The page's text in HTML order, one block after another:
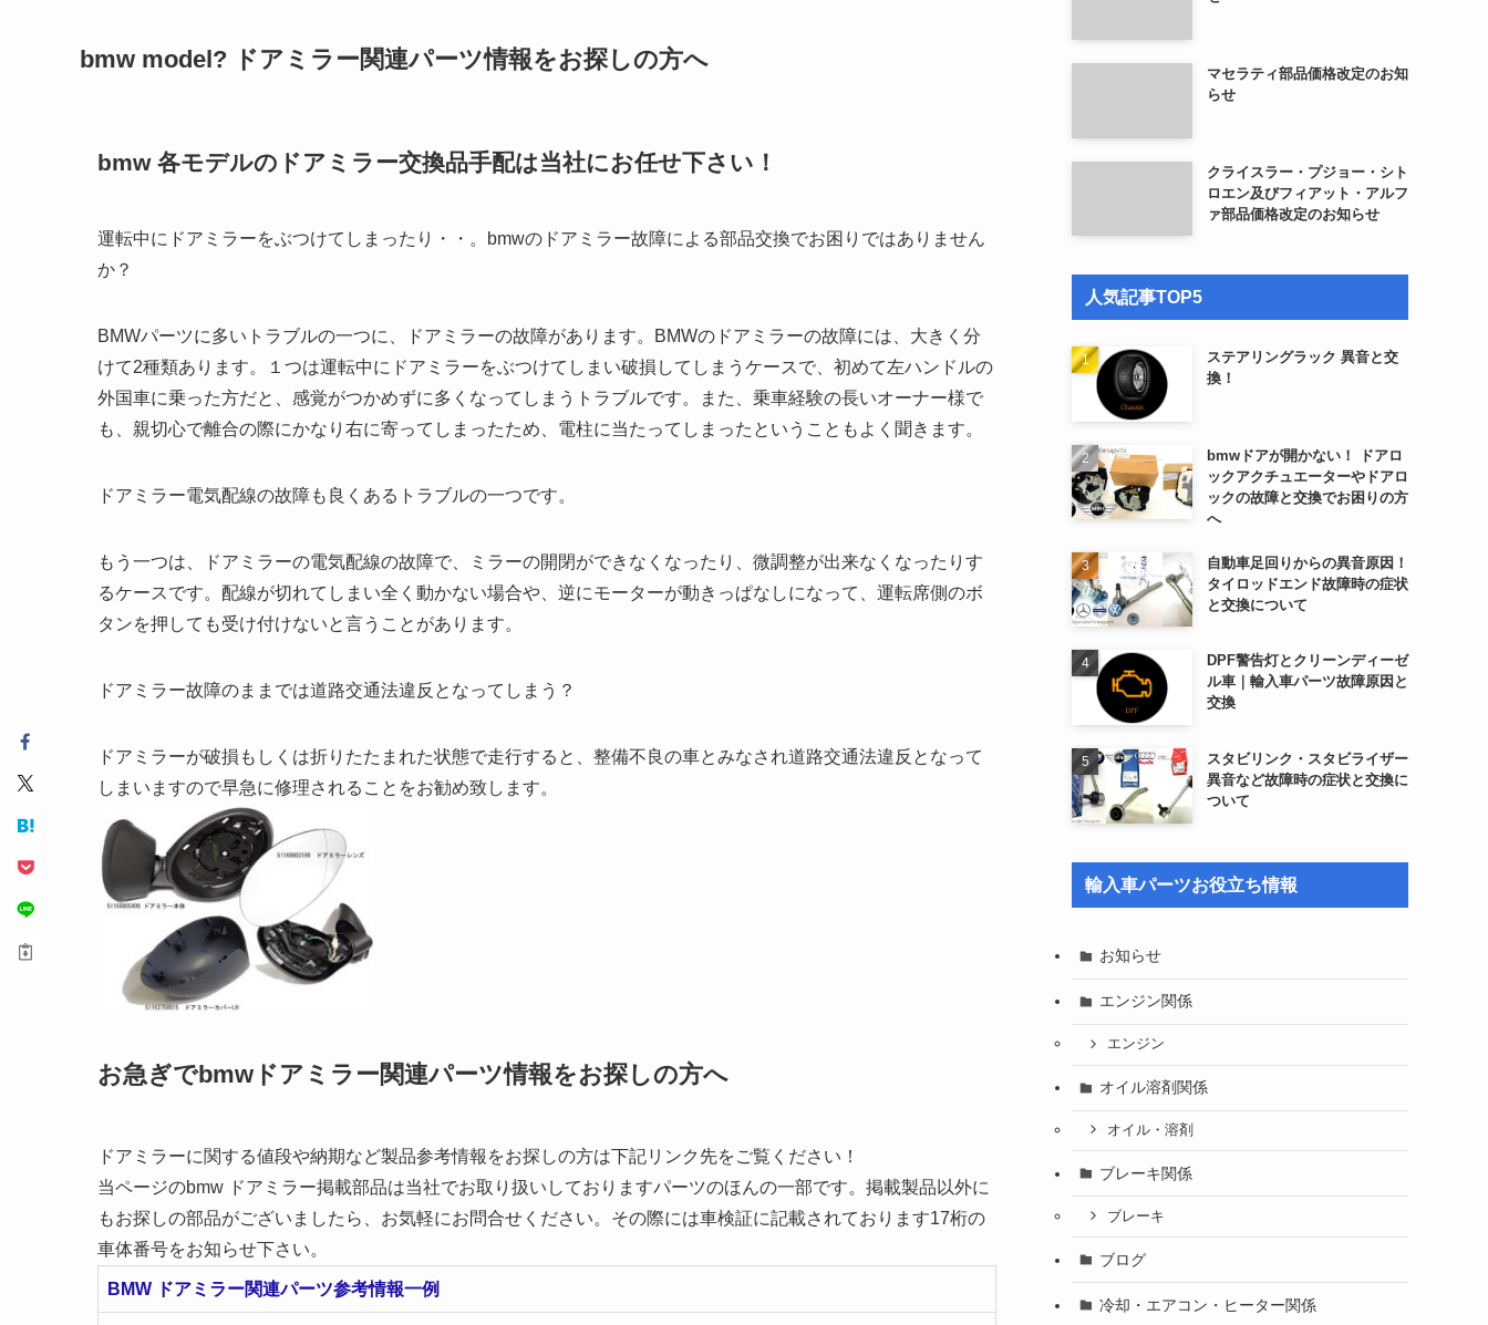
bmw model? ドアミラー関連パーツ情報をお探しの方へ
bmw 各モデルのドアミラー交換品手配は当社にお任せ下さい！
運転中にドアミラーをぶつけてしまったり・・。bmwのドアミラー故障による部品交換でお困りではありません
か？
BMWパーツに多いトラブルの一つに、ドアミラーの故障があります。BMWのドアミラーの故障には、大きく分
けて2種類あります。１つは運転中にドアミラーをぶつけてしまい破損してしまうケースで、初めて左ハンドルの
外国車に乗った方だと、感覚がつかめずに多くなってしまうトラブルです。また、乗車経験の長いオーナー様で
も、親切心で離合の際にかなり右に寄ってしまったため、電柱に当たってしまったということもよく聞きます。
ドアミラー電気配線の故障も良くあるトラブルの一つです。
もう一つは、ドアミラーの電気配線の故障で、ミラーの開閉ができなくなったり、微調整が出来なくなったりす
るケースです。配線が切れてしまい全く動かない場合や、逆にモーターが動きっぱなしになって、運転席側のボ
タンを押しても受け付けないと言うことがあります。
ドアミラー故障のままでは道路交通法違反となってしまう？
ドアミラーが破損もしくは折りたたまれた状態で走行すると、整備不良の車とみなされ道路交通法違反となって
しまいますので早急に修理されることをお勧め致します。
お急ぎでbmwドアミラー関連パーツ情報をお探しの方へ
ドアミラーに関する値段や納期など製品参考情報をお探しの方は下記リンク先をご覧ください！
当ページのbmw ドアミラー掲載部品は当社でお取り扱いしておりますパーツのほんの一部です。掲載製品以外に
もお探しの部品がございましたら、お気軽にお問合せください。その際には車検証に記載されております17桁の
車体番号をお知らせ下さい。
BMW ドアミラー関連パーツ参考情報一例
マセラティ部品価格改定のお知
らせ
クライスラー・プジョー・シト
ロエン及びフィアット・アルフ
ァ部品価格改定のお知らせ
人気記事TOP5
ステアリングラック 異音と交
換！
bmwドアが開かない！ ドアロ
ックアクチュエーターやドアロ
ックの故障と交換でお困りの方
へ
自動車足回りからの異音原因！
タイロッドエンド故障時の症状
と交換について
DPF警告灯とクリーンディーゼ
ル車｜輸入車パーツ故障原因と
交換
スタビリンク・スタビライザー
異音など故障時の症状と交換に
ついて
輸入車パーツお役立ち情報
お知らせ
エンジン関係
エンジン
オイル溶剤関係
オイル・溶剤
ブレーキ関係
ブレーキ
ブログ
冷却・エアコン・ヒーター関係